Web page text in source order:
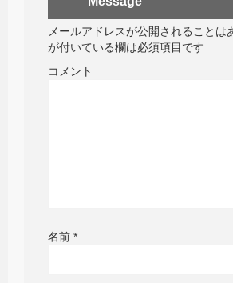
メールアドレスが公開されることは
が付いている欄は必須項目です
コメント
名前 *